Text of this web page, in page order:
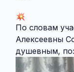
По словам
Алексеевны
душевным,